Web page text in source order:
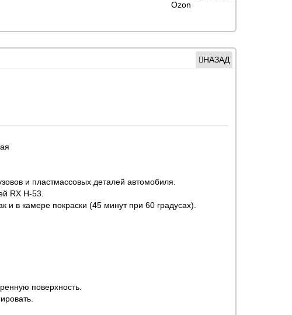
НАЗАД
и пластмассовых деталей автомобиля.
RX H-53.
и в камере покраски (45 минут при 60 градусах).
поверхность.